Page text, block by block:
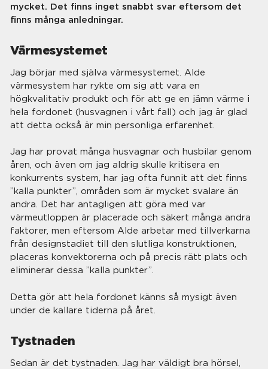
mycket. Det finns inget snabbt svar eftersom det
finns många anledningar.
Värmesystemet
Jag börjar med själva värmesystemet. Alde
värmesystem har rykte om sig att vara en
högkvalitativ produkt och för att ge en jämn värme i
hela fordonet (husvagnen i vårt fall) och jag är glad
att detta också är min personliga erfarenhet.
Jag har provat många husvagnar och husbilar genom
åren, och även om jag aldrig skulle kritisera en
konkurrents system, har jag ofta funnit att det finns
”kalla punkter”, områden som är mycket svalare än
andra. Det har antagligen att göra med var
värmeutloppen är placerade och säkert många andra
faktorer, men eftersom Alde arbetar med tillverkarna
från designstadiet till den slutliga konstruktionen,
placeras konvektorerna och på precis rätt plats och
eliminerar dessa ”kalla punkter”.
Detta gör att hela fordonet känns så mysigt även
under de kallare tiderna på året.
Tystnaden
Sedan är det tystnaden. Jag har väldigt bra hörsel,